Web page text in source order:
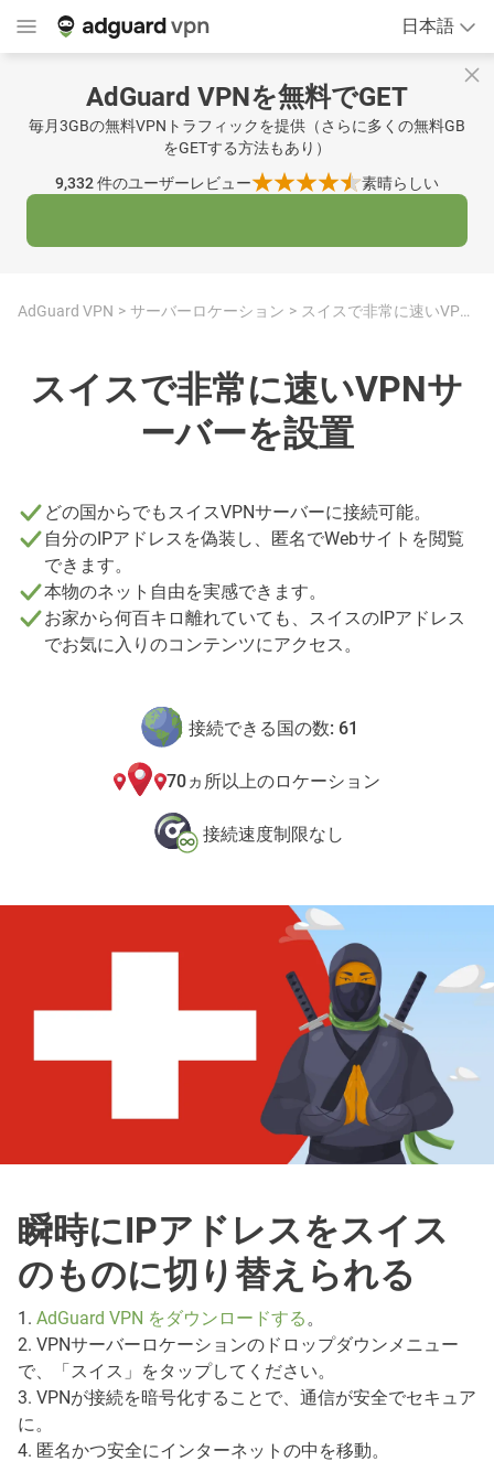
日本語
AdGuard VPNを無料でGET
毎月3GBの無料VPNトラフィックを提供（さらに多くの無料GB
をGETする方法もあり）
9,332件のユーザーレビュー 素晴らしい
AdGuard VPN サーバーロケーション スイスで非常に速いVPNサーバーを設置
スイスで非常に速いVPNサ
ーバーを設置
どの国からでもスイスVPNサーバーに接続可能。
自分のIPアドレスを偽装し、匿名でWebサイトを閲覧
できます。
本物のネット自由を実感できます。
お家から何百キロ離れていても、スイスのIPアドレス
でお気に入りのコンテンツにアクセス。
接続できる国の数: 61
70ヵ所以上のロケーション
接続速度制限なし
瞬時にIPアドレスをスイス
のものに切り替えられる
1. AdGuard VPN をダウンロードする。
2. VPNサーバーロケーションのドロップダウンメニュー
で、「スイス」をタップしてください。
3. VPNが接続を暗号化することで、通信が安全でセキュア
に。
4. 匿名かつ安全にインターネットの中を移動。